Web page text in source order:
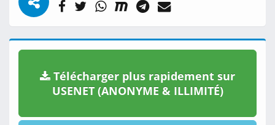
Télécharger plus rapidement sur
USENET (ANONYME & ILLIMITÉ)